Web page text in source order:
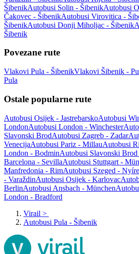
ŠibenikAutobusi Solin - ŠibenikAutobusi
Čakovec - ŠibenikAutobusi Virovitica -
ŠibenikAutobusi Donji Miholjac - Šibenik
Šibenik
Povezane rute
Vlakovi Pula - ŠibenikVlakovi Šibenik -
Pula
Ostale popularne rute
Autobusi Osijek - JastrebarskoAutobusi
LondonAutobusi London - Winchester
Slavonski BrodAutobusi Zagreb - Zadar
VenecijaAutobusi Pariz - MillauAutobusi
London - BodminAutobusi Slavonski Brod
Barcelona - SevillaAutobusi Stuttgart -
Manfredonia - RimAutobusi Szeged -
- VaraždinAutobusi Osijek - Karlovac
BerlinAutobusi Ansbach - München
London - Bradford
Virail >
Autobusi Pula - Šibenik